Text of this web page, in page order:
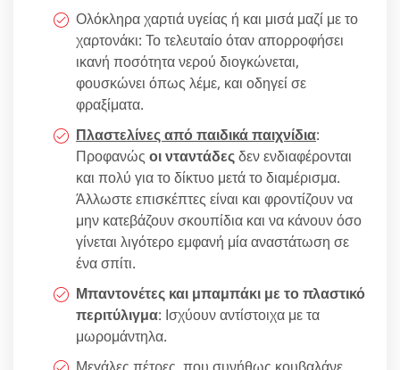
Ολόκληρα χαρτιά υγείας ή και μισά μαζί με το
χαρτονάκι: Το τελευταίο όταν απορροφήσει
ικανή ποσότητα νερού διογκώνεται,
φουσκώνει όπως λέμε, και οδηγεί σε
φραξίματα.
Πλαστελίνες από παιδικά παιχνίδια:
Προφανώς οι νταντάδεςδεν ενδιαφέρονται
και πολύ για το δίκτυο μετά το διαμέρισμα.
Άλλωστε επισκέπτες είναι και φροντίζουν να
μην κατεβάζουν σκουπίδια και να κάνουν όσο
γίνεται λιγότερο εμφανή μία αναστάτωση σε
ένα σπίτι.
Μπαντονέτες και μπαμπάκι με το πλαστικό
περιτύλιγμα: Ισχύουν αντίστοιχα με τα
μωρομάντηλα.